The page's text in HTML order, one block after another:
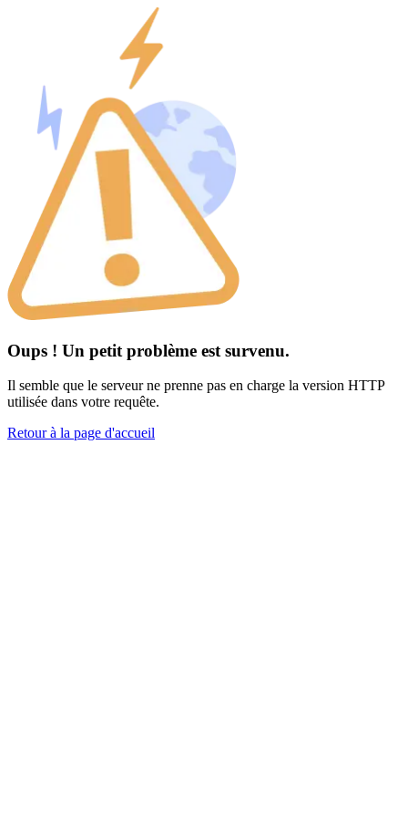
Oups ! Un petit problème est survenu.
Il semble que le serveur ne prenne pas en charge la version HTTP
utilisée dans votre requête.
Retour à la page d'accueil